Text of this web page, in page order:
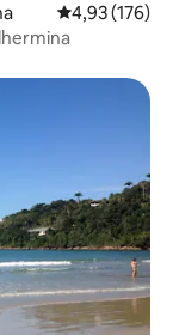
Évaluation
4,93 (176)